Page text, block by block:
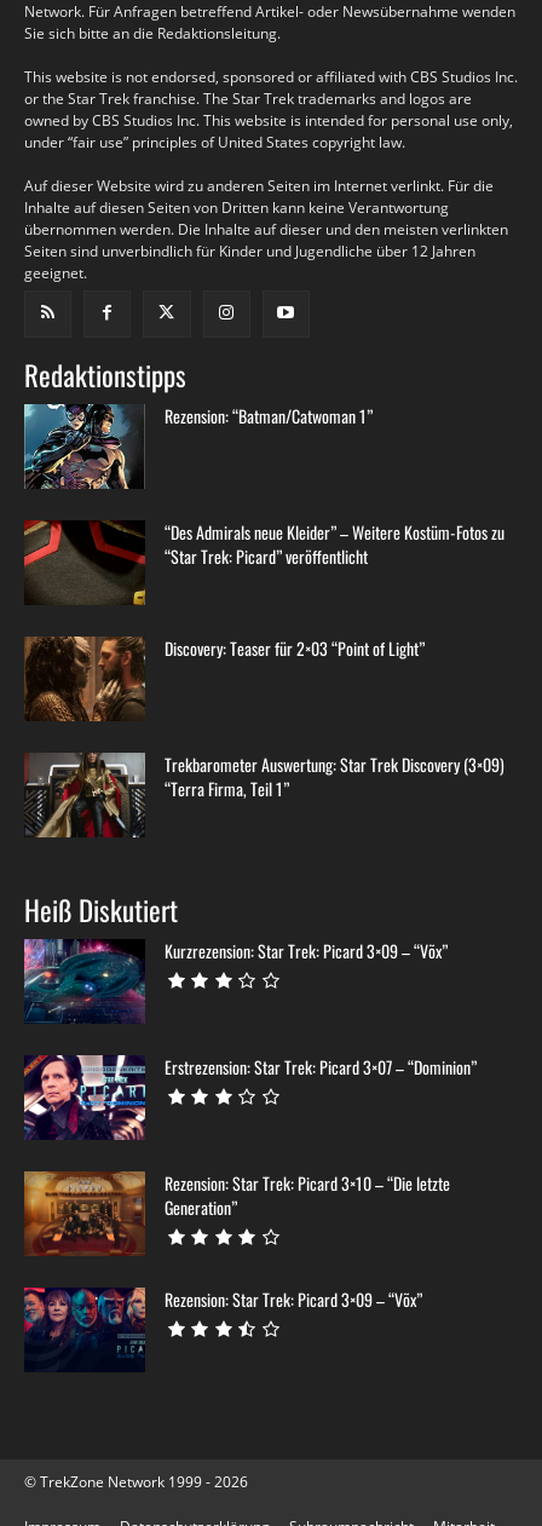
Network. Für Anfragen betreffend Artikel- oder Newsübernahme wenden
Sie sich bitte an die Redaktionsleitung.
This website is not endorsed, sponsored or affiliated with CBS Studios Inc.
or the Star Trek franchise. The Star Trek trademarks and logos are
owned by CBS Studios Inc. This website is intended for personal use only,
under “fair use” principles of United States copyright law.
Auf dieser Website wird zu anderen Seiten im Internet verlinkt. Für die
Inhalte auf diesen Seiten von Dritten kann keine Verantwortung
übernommen werden. Die Inhalte auf dieser und den meisten verlinkten
Seiten sind unverbindlich für Kinder und Jugendliche über 12 Jahren
geeignet.
Redaktionstipps
Rezension: “Batman/Catwoman 1”
“Des Admirals neue Kleider” – Weitere Kostüm-Fotos zu
“Star Trek: Picard” veröffentlicht
Discovery: Teaser für 2×03 “Point of Light”
Trekbarometer Auswertung: Star Trek Discovery (3×09)
“Terra Firma, Teil 1”
Heiß Diskutiert
Kurzrezension: Star Trek: Picard 3×09 – “Võx”
Erstrezension: Star Trek: Picard 3×07 – “Dominion”
Rezension: Star Trek: Picard 3×10 – “Die letzte
Generation”
Rezension: Star Trek: Picard 3×09 – “Võx”
© TrekZone Network 1999 - 2026